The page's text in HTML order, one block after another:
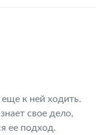
к ней ходить.
свое дело,
ее подход.